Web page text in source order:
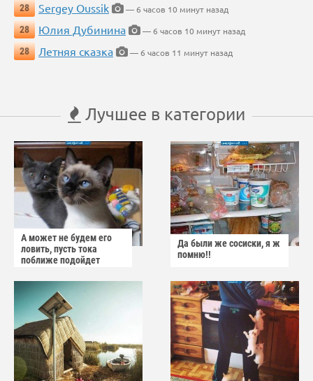
28
Sergey Oussik
— 6 часов 10 минут назад
28
Юлия Дубинина
— 6 часов 10 минут назад
28
Летняя сказка — 6 часов 11 минут назад
Лучшее в категории
А может не будем его
ловить, пусть тока
поближе подойдет
Да были же сосиски, я ж
помню!!